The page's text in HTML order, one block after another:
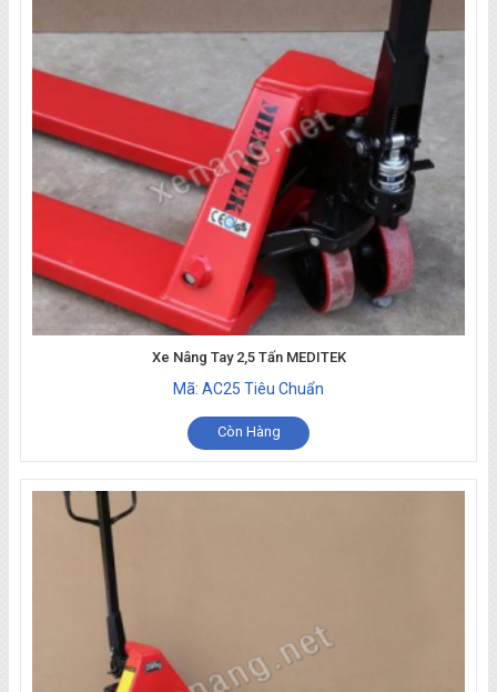
Xe Nâng Tay 2,5 Tấn MEDITEK
Mã: AC25 Tiêu Chuẩn
Còn Hàng